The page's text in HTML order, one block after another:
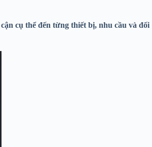
cụ thể đến từng thiết bị, nhu cầu và đối